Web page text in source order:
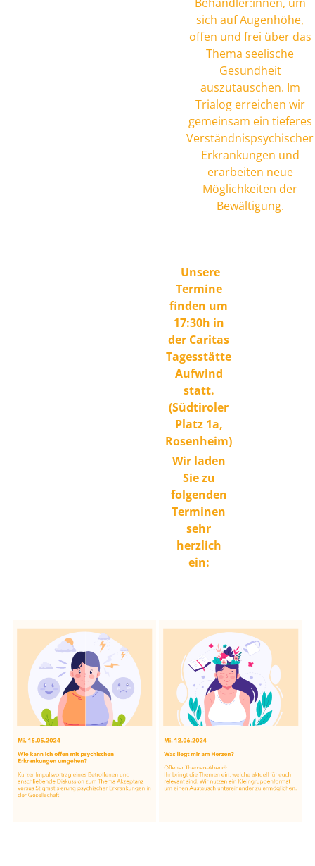
sich auf Augenhöhe,
offen und frei über das
Thema seelische
Gesundheit
auszutauschen. Im
Trialog erreichen wir
gemeinsam ein tieferes
Verständnispsychischer
Erkrankungen und
erarbeiten neue
Möglichkeiten der
Bewältigung.
Unsere
Termine
finden um
17:30h in
der Caritas
Tagesstätte
Aufwind
statt.
(Südtiroler
Platz 1a,
Rosenheim)
Wir laden
Sie zu
folgenden
Terminen
sehr
herzlich
ein: